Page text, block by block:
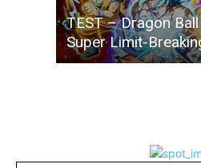
TEST – Dragon
Super Limit-